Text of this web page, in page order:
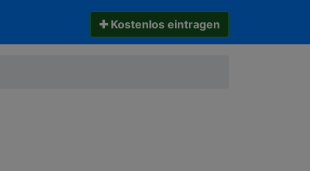
✚ Kostenlos eintragen